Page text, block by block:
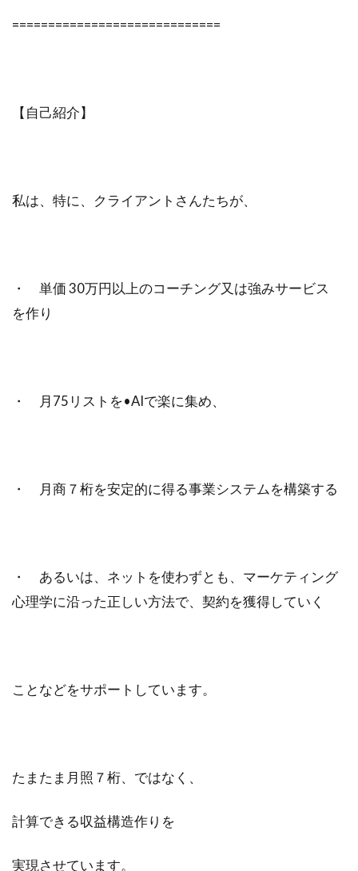
=============================
【自己紹介】
私は、特に、クライアントさんたちが、
・ 単価 30万円以上のコーチング又は強みサービス
を作り
・ 月75リストを•AIで楽に集め、
・ 月商７桁を安定的に得る事業システムを構築する
・ あるいは、ネットを使わずとも、マーケティング
心理学に沿った正しい方法で、契約を獲得していく
ことなどをサポートしています。
たまたま月照７桁、ではなく、
計算できる収益構造作りを
実現させています。